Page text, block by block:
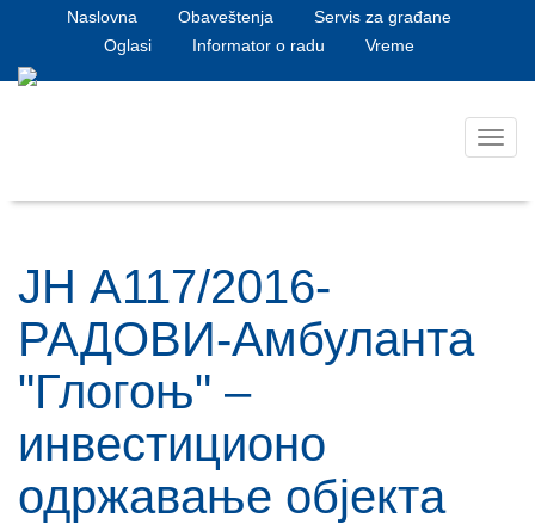
Naslovna Obaveštenja
Servis za građane
Oglasi
Informator o radu Vreme
JН А117/2016-
РАДОВИ-Амбуланта
"Глогоњ" –
инвестиционо
одржавање објекта